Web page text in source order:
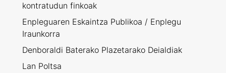
kontratudun finkoak
Enpleguaren Eskaintza Publikoa / Enplegu
Iraunkorra
Denboraldi Baterako Plazetarako Deialdiak
Lan Poltsa